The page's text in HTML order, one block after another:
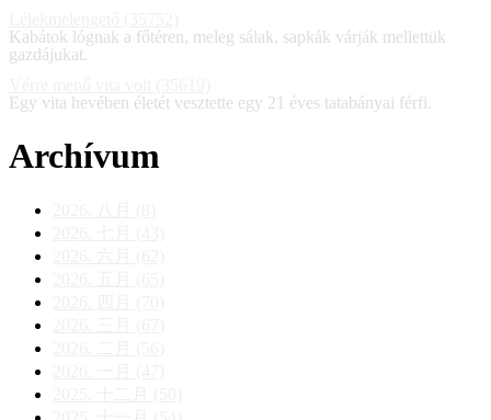
Kabátok lógnak a főtéren, meleg sálak, sapkák várják mellettük
gazdájukat.
Egy vita hevében életét vesztette egy 21 éves tatabányai férfi.
Archívum